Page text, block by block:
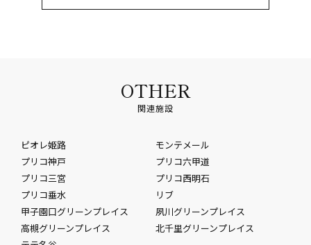
OTHER
関連施設
ピオレ姫路
モンテメール
プリコ神戸
プリコ六甲道
プリコ三宮
プリコ西明石
プリコ垂水
リブ
甲子園口グリーンプレイス
夙川グリーンプレイス
高槻グリーンプレイス
北千里グリーンプレイス